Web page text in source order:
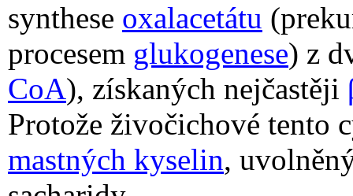
synthese oxalacetátu
procesem glukogenese) z
CoA), získaných nejčastěji
Protože živočichové tento
mastných kyselin,